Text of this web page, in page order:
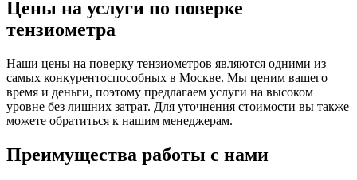
Цены на услуги по поверке
тензиометра
Наши цены на поверку тензиометров являются одними из
самых конкурентоспособных в Москве. Мы ценим вашего
время и деньги, поэтому предлагаем услуги на высоком
уровне без лишних затрат. Для уточнения стоимости вы также
можете обратиться к нашим менеджерам.
Преимущества работы с нами